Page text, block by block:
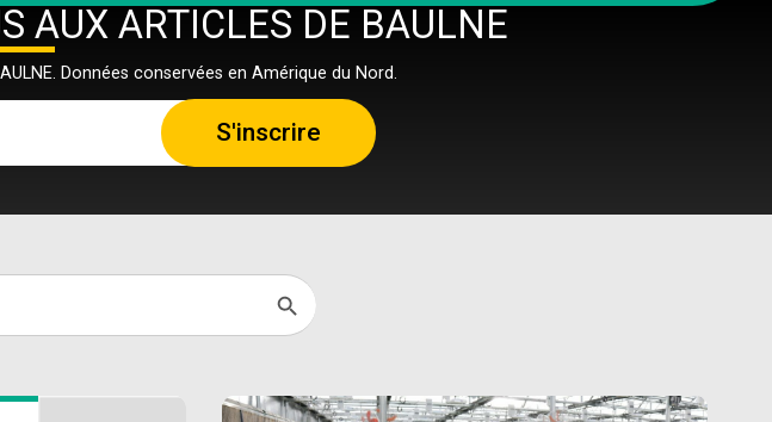
AUX ARTICLES DE BAULNE
Données conservées en Amérique du Nord.
S'inscrire
Search Button